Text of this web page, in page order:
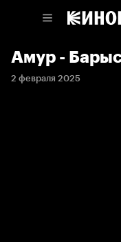
Амур -
2 февраля 2025